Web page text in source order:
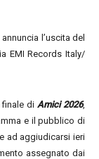
annuncia l’uscita del
EMI Records Italy/
di Amici 2026,
e il pubblico di
ad aggiudicarsi ieri
assegnato dai